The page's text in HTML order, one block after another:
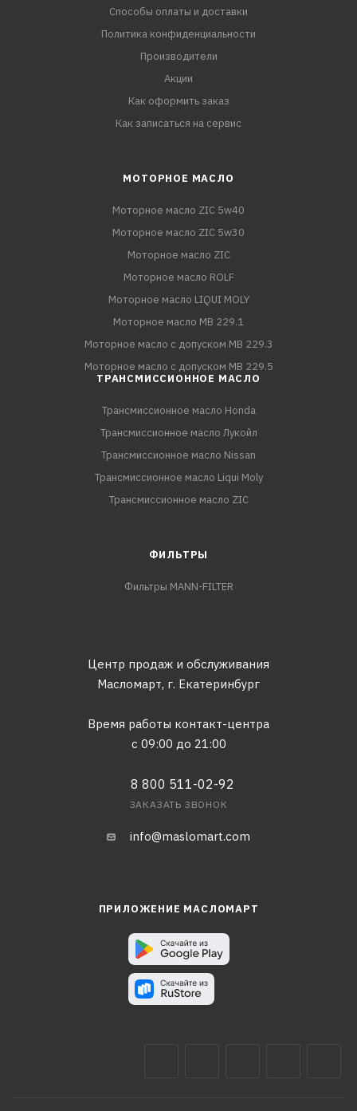
Способы оплаты и доставки
Политика конфиденциальности
Производители
Акции
Как оформить заказ
Как записаться на сервис
МОТОРНОЕ МАСЛО
Моторное масло ZIC 5w40
Моторное масло ZIC 5w30
Моторное масло ZIC
Моторное масло ROLF
Моторное масло LIQUI MOLY
Моторное масло MB 229.1
Моторное масло с допуском MB 229.3
Моторное масло с допуском MB 229.5
ТРАНСМИССИОННОЕ МАСЛО
Трансмиссионное масло Honda
Трансмиссионное масло Лукойл
Трансмиссионное масло Nissan
Трансмиссионное масло Liqui Moly
Трансмиссионное масло ZIC
ФИЛЬТРЫ
Фильтры MANN-FILTER
Центр продаж и обслуживания
Масломарт, г. Екатеринбург
Время работы контакт-центра
с 09:00 до 21:00
8 800 511-02-92
ЗАКАЗАТЬ ЗВОНОК
info@maslomart.com
ПРИЛОЖЕНИЕ МАСЛОМАРТ